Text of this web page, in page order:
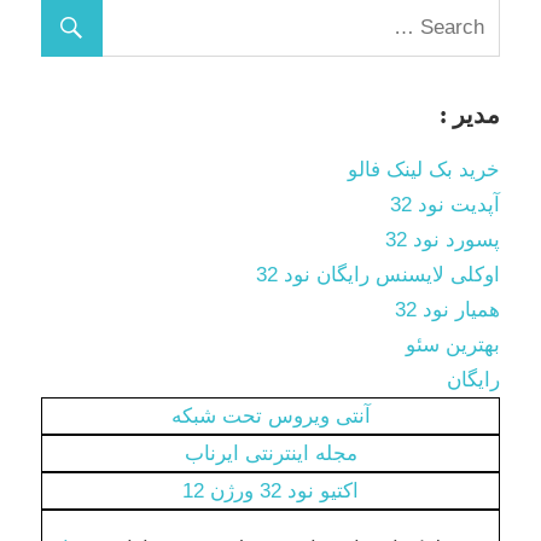
مدیر :
خرید بک لینک فالو
آپدیت نود 32
پسورد نود 32
اوکلی لایسنس رایگان نود 32
همیار نود 32
بهترین سئو
رایگان
آنتی ویروس تحت شبکه
مجله اینترنتی ایرناب
اکتیو نود 32 ورژن 12